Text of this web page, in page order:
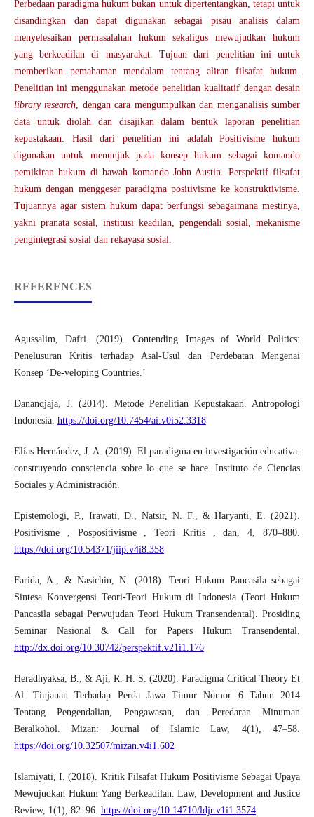
Perbedaan paradigma hukum bukan untuk dipertentangkan, tetapi untuk
disandingkan dan dapat digunakan sebagai pisau analisis dalam
menyelesaikan permasalahan hukum sekaligus mewujudkan hukum
yang berkeadilan di masyarakat. Tujuan dari penelitian ini untuk
memberikan pemahaman mendalam tentang aliran filsafat hukum.
Penelitian ini menggunakan metode penelitian kualitatif dengan desain
library research, dengan cara mengumpulkan dan menganalisis sumber
data untuk diolah dan disajikan dalam bentuk laporan penelitian
kepustakaan. Hasil dari penelitian ini adalah Positivisme hukum
digunakan untuk menunjuk pada konsep hukum sebagai komando
pemikiran hukum di bawah komando John Austin. Perspektif filsafat
hukum dengan menggeser paradigma positivisme ke konstruktivisme.
Tujuannya agar sistem hukum dapat berfungsi sebagaimana mestinya,
yakni pranata sosial, institusi keadilan, pengendali sosial, mekanisme
pengintegrasi sosial dan rekayasa sosial.
REFERENCES
Agussalim, Dafri. (2019). Contending Images of World Politics:
Penelusuran Kritis terhadap Asal-Usul dan Perdebatan Mengenai
Konsep ‘De-veloping Countries.’
Danandjaja, J. (2014). Metode Penelitian Kepustakaan. Antropologi
Indonesia. https://doi.org/10.7454/ai.v0i52.3318
Elías Hernández, J. A. (2019). El paradigma en investigación educativa:
construyendo consciencia sobre lo que se hace. Instituto de Ciencias
Sociales y Administración.
Epistemologi, P., Irawati, D., Natsir, N. F., & Haryanti, E. (2021).
Positivisme , Pospositivisme , Teori Kritis , dan, 4, 870–880.
https://doi.org/10.54371/jiip.v4i8.358
Farida, A., & Nasichin, N. (2018). Teori Hukum Pancasila sebagai
Sintesa Konvergensi Teori-Teori Hukum di Indonesia (Teori Hukum
Pancasila sebagai Perwujudan Teori Hukum Transendental). Prosiding
Seminar Nasional & Call for Papers Hukum Transendental.
http://dx.doi.org/10.30742/perspektif.v21i1.176
Heradhyaksa, B., & Aji, R. H. S. (2020). Paradigma Critical Theory Et
Al: Tinjauan Terhadap Perda Jawa Timur Nomor 6 Tahun 2014
Tentang Pengendalian, Pengawasan, dan Peredaran Minuman
Beralkohol. Mizan: Journal of Islamic Law, 4(1), 47–58.
https://doi.org/10.32507/mizan.v4i1.602
Islamiyati, I. (2018). Kritik Filsafat Hukum Positivisme Sebagai Upaya
Mewujudkan Hukum Yang Berkeadilan. Law, Development and Justice
Review, 1(1), 82–96. https://doi.org/10.14710/ldjr.v1i1.3574